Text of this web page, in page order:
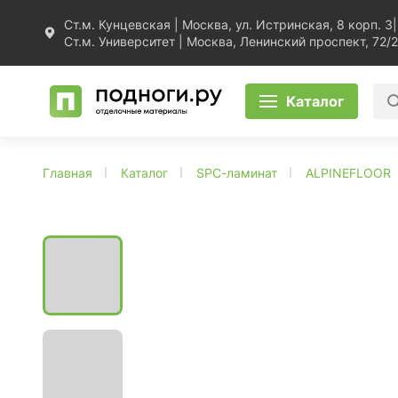
Ст.м. Кунцевская | Москва, ул. Истринская, 8 корп. 3
Ст.м. Университет | Москва, Ленинский проспект, 72/2
Каталог
Главная Каталог SPC-ламинат ALPINEFLOOR